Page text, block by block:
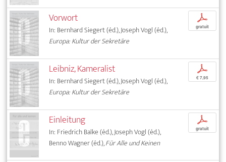
Vorwort
In: Bernhard Siegert (éd.), Joseph Vogl (éd.),
Europa: Kultur der Sekretäre
p
gratuit
Leibniz, Kameralist
In: Bernhard Siegert (éd.), Joseph Vogl (éd.),
Europa: Kultur der Sekretäre
p
€ 7,95
Einleitung
In: Friedrich Balke (éd.), Joseph Vogl (éd.),
Benno Wagner (éd.),Für Alle und Keinen
p
gratuit